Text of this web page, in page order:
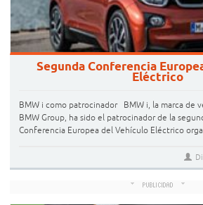
Segunda Conferencia
Eléctrico
BMW i como patrocinador BMW i, la marca de
BMW Group, ha sido el patrocinador de la
Conferencia Europea del Vehículo Eléctrico